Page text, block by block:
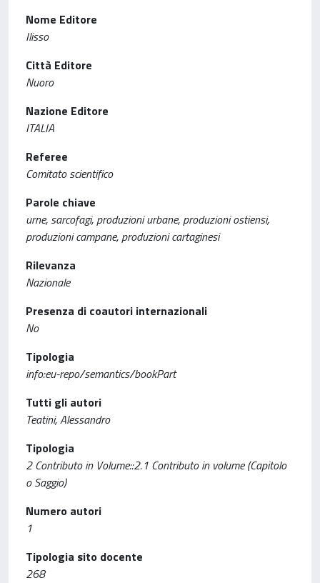
Nome Editore
Ilisso
Città Editore
Nuoro
Nazione Editore
ITALIA
Referee
Comitato scientifico
Parole chiave
urne, sarcofagi, produzioni urbane, produzioni ostiensi,
produzioni campane, produzioni cartaginesi
Rilevanza
Nazionale
Presenza di coautori internazionali
No
Tipologia
info:eu-repo/semantics/bookPart
Tutti gli autori
Teatini, Alessandro
Tipologia
2 Contributo in Volume::2.1 Contributo in volume (Capitolo
o Saggio)
Numero autori
1
Tipologia sito docente
268